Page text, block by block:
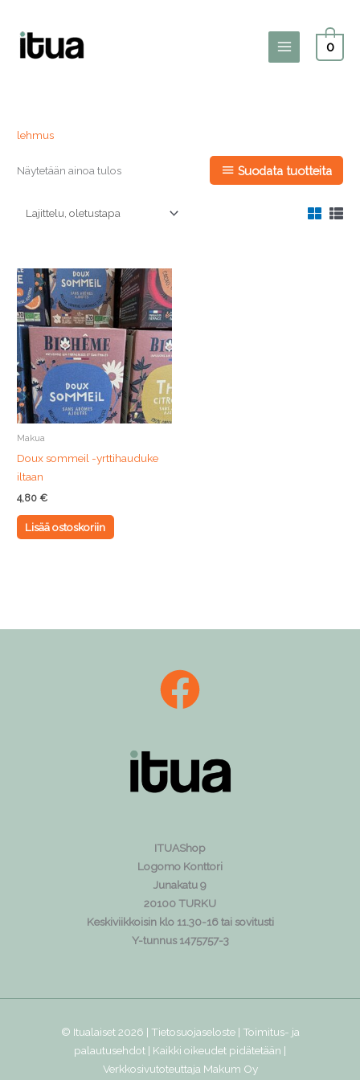
Main
0
lehmus
Näytetään ainoa tulos Suodata tuotteita
Makua
Doux sommeil -yrttihauduke
iltaan
4,80 €
Lisää ostoskoriin
ITUAShop
Logomo Konttori
Junakatu 9
20100 TURKU
Keskiviikkoisin klo 11.30-16 tai sovitusti
Y-tunnus 1475757-3
© Itualaiset 2026 | Tietosuojaseloste| Toimitus- ja
palautusehdot | Kaikki oikeudet pidätetään |
Verkkosivutoteuttaja Makum Oy